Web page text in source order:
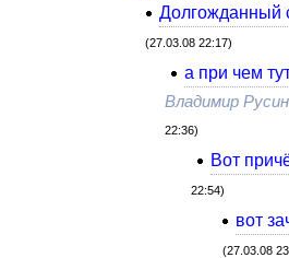
Долгожданный
(27.03.08 22:17)
а при чем
Владимир
22:36)
Вот
22:54)
вот
(27.03.08